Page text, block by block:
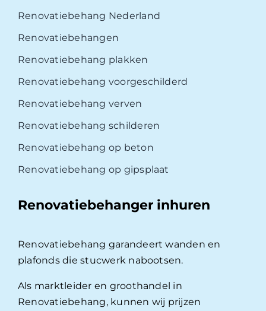
Renovatiebehang Nederland
Renovatiebehangen
Renovatiebehang plakken
Renovatiebehang voorgeschilderd
Renovatiebehang verven
Renovatiebehang schilderen
Renovatiebehang op beton
Renovatiebehang op gipsplaat
Renovatiebehanger inhuren
Renovatiebehang garandeert wanden en
plafonds die stucwerk nabootsen.
Als marktleider en groothandel in
Renovatiebehang, kunnen wij prijzen